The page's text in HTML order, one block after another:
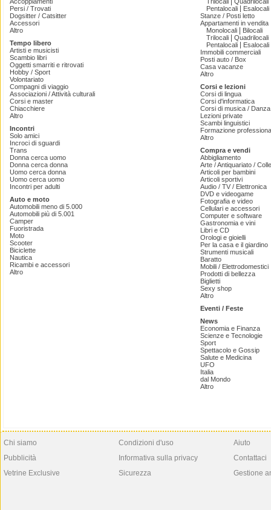
Persi / Trovati
Dogsitter / Catsitter
Accessori
Altro
Tempo libero
Artisti e musicisti
Scambio libri
Oggetti smarriti e ritrovati
Hobby / Sport
Volontariato
Compagni di viaggio
Associazioni / Attività culturali
Corsi e master
Chiacchiere
Altro
Incontri
Solo amici
Incroci di sguardi
Trans
Donna cerca uomo
Donna cerca donna
Uomo cerca donna
Uomo cerca uomo
Incontri per adulti
Auto e moto
Automobili meno di 5.000
Automobili più di 5.001
Camper
Fuoristrada
Moto
Scooter
Biciclette
Nautica
Ricambi e accessori
Altro
Pentalocali
Esalocali
Stanze / Posti letto
Appartamenti in vendita
Monolocali
Bilocali
Trilocali
Quadrilocali
Pentalocali
Esalocali
Immobili commerciali
Posti auto / Box
Casa vacanze
Altro
Corsi e lezioni
Corsi di lingua
Corsi d'informatica
Corsi di musica /
Lezioni private
Scambi linguistici
Formazione
Altro
Compra e vendi
Abbigliamento
Arte / Antiquariato /
Articoli per bambini
Articoli sportivi
Audio / TV / Elettronica
DVD e videogame
Fotografia e video
Cellulari e accessori
Computer e software
Gastronomia e vini
Libri e CD
Orologi e gioielli
Per la casa e il giardino
Strumenti musicali
Baratto
Mobili / Elettrodomestici
Prodotti di bellezza
Biglietti
Sexy shop
Altro
Eventi / Feste
News
Economia e Finanza
Scienze e Tecnologie
Sport
Spettacolo e Gossip
Salute e Medicina
UFO
Italia
dal Mondo
Altro
Chi siamo
Pubblicità
Vetrine Exclusive
Condizioni d'uso
Informativa sulla privacy
Sicurezza
Aiuto
Contattaci
Gestione